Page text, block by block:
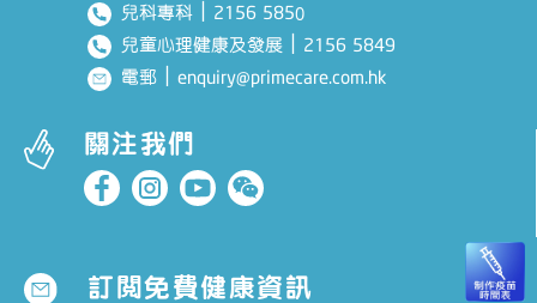
兒科專科 2156 5850
兒童心理健康及發展
2156 5849
電郵 ｜enquiry@primecare.com.hk
關注我們
訂閱免費健康資訊